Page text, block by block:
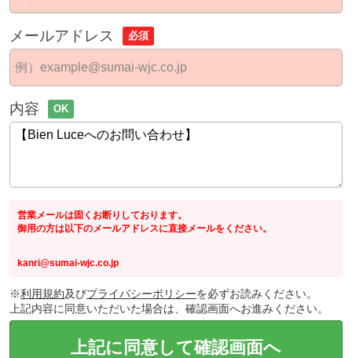
メールアドレス 必須
内容 OK
営業メールは固くお断りしております。
御用の方は以下のメールアドレスに直接メールをください。
kanri@sumai-wjc.co.jp
※利用規約及びプライバシーポリシーを必ずお読みください。
上記内容に同意いただいた場合は、確認画面へお進みください。
上記に同意して確認画面へ